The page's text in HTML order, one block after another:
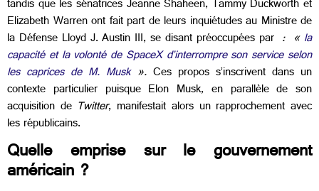
tandis que les sénatrices Jeanne Shaheen, Tammy Duckworth et
Elizabeth Warren ont fait part de leurs inquiétudes au Ministre de
la Défense Lloyd J. Austin III, se disant préoccupées par : «la
capacité et la volonté de SpaceX d’interrompre son service selon
les caprices de M. Musk ». Ces propos s’inscrivent dans un
contexte particulier puisque Elon Musk, en parallèle de son
acquisition de Twitter, manifestait alors un rapprochement avec
les républicains.
Quelle emprise sur le gouvernement
américain ?